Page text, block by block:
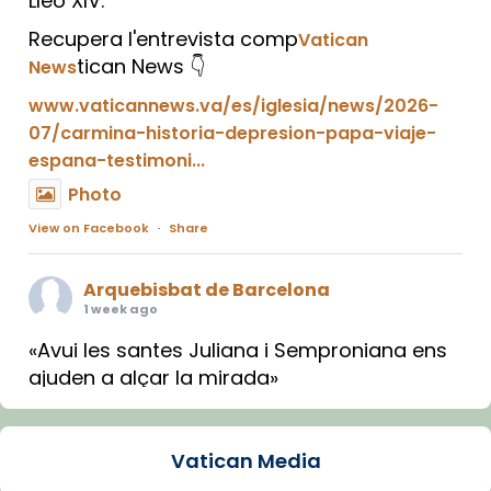
Recupera l'entrevista compVatican
Newstican News 👇
www.vaticannews.va/es/iglesia/news/2026-
07/carmina-historia-depresion-papa-viaje-
espana-testimoni...
Photo
View on Facebook · Share
Arquebisbat de Barcelona
1 week ago
«Avui les santes Juliana i Semproniana ens
ajuden a alçar la mirada»
Mons. Sergi Gordo, bisbe de Tortosa, ha
Santes de Mataró.Vatican Media